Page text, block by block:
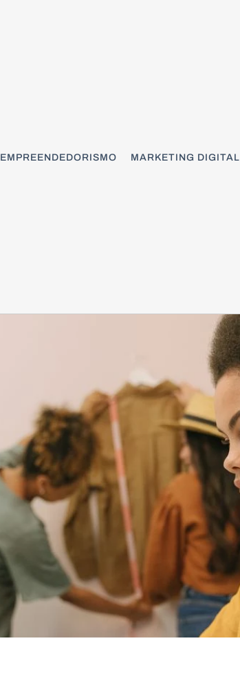
EMPREENDEDORISMO MARKETING DIGITAL